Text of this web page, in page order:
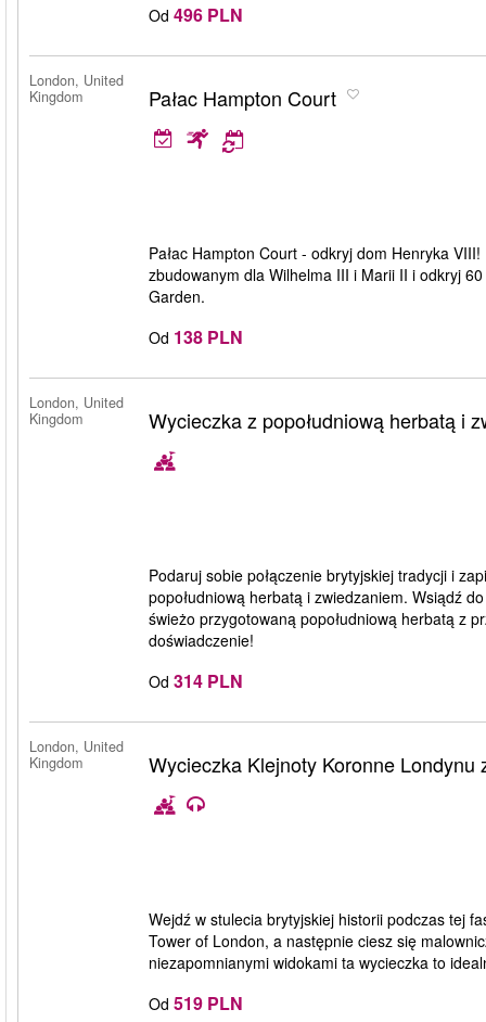
Od 496 PLN
London, United
Kingdom
Pałac Hampton Court
Pałac Hampton Court - odkryj dom Henryka
zbudowanym dla Wilhelma III i Marii II i odkryj
Garden.
Od 138 PLN
London, United
Kingdom
Wycieczka z popołudniową herbatą i
Podaruj sobie połączenie brytyjskiej tradycji i
popołudniową herbatą i zwiedzaniem. Wsiądź
świeżo przygotowaną popołudniową herbatą z
doświadczenie!
Od 314 PLN
London, United
Kingdom
Wycieczka Klejnoty Koronne Londynu
Wejdź w stulecia brytyjskiej historii podczas tej
Tower of London, a następnie ciesz się
niezapomnianymi widokami ta wycieczka to
Od 519 PLN